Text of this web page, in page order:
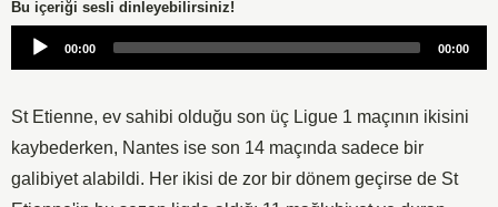
Bu içeriği sesli dinleyebilirsiniz!
Audio
00:00 00:00
St Etienne, ev sahibi olduğu son üç Ligue 1 maçının ikisini
kaybederken, Nantes ise son 14 maçında sadece bir
galibiyet alabildi. Her ikisi de zor bir dönem geçirse de St